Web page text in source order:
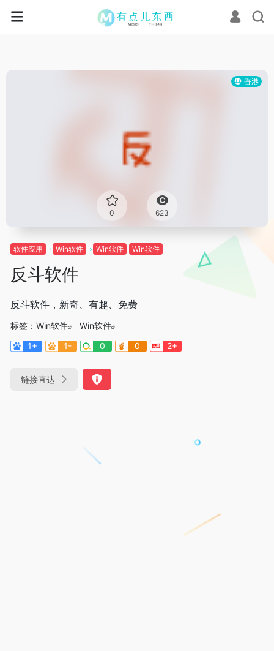
香港
0 623
软件应用 Win软件 Win软件 Win软件
反斗软件
反斗软件，新奇、有趣、免费
标签： Win软件
Win软件
1+
1- 0 0 2+
链接直达